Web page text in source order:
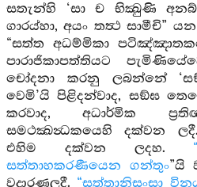
සතැන්හි ‘සා ච භික්‍ඛුණි
ගාරය්හා, අයං තත්‍ථ සාමීචි”
“සත්ත අධම්මිකා
පාරාජිකාපත්තියට
චෝදනා කරනු ලබන්නේ
වෙමි’යි පිළිදන්වාද, සඞ්ඝ
කරවාද, අධාර්මික
සමථක්‍ඛන්‍ධකයෙහි දක්වන
එහිම දක්වන ලදහ.
සත්තාහකරණීයෙන ගන්තුං”යි
වදාරණලදී. “සත්තානිසංසා